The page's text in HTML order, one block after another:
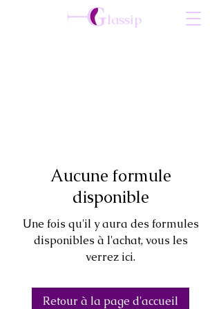
lassip
Aucune formule
disponible
Une fois qu'il y aura des formules
disponibles à l'achat, vous les
verrez ici.
Retour à la page d'accueil